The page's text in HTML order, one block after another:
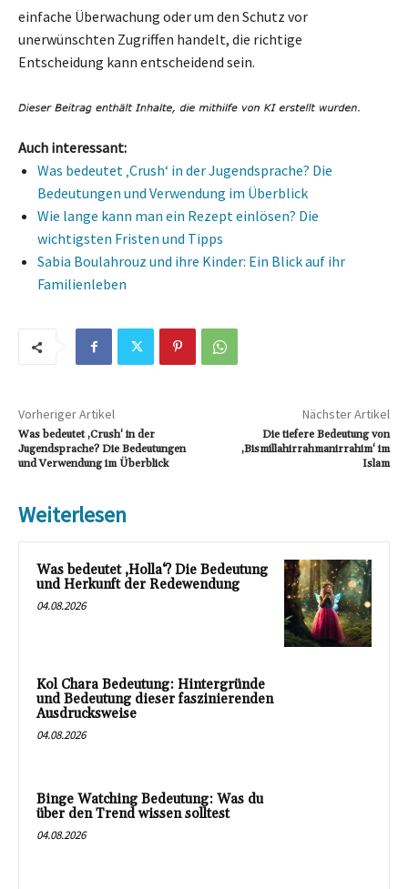
einfache Überwachung oder um den Schutz vor
unerwünschten Zugriffen handelt, die richtige
Entscheidung kann entscheidend sein.
Auch interessant:
Was bedeutet ‚Crush‘ in der Jugendsprache? Die
Bedeutungen und Verwendung im Überblick
Wie lange kann man ein Rezept einlösen? Die
wichtigsten Fristen und Tipps
Sabia Boulahrouz und ihre Kinder: Ein Blick auf ihr
Familienleben
Vorheriger Artikel
Was bedeutet ‚Crush‘ in der
Jugendsprache? Die Bedeutungen
und Verwendung im Überblick
Nächster Artikel
Die tiefere Bedeutung von
‚Bismillahirrahmanirrahim‘ im
Islam
Weiterlesen
Was bedeutet ‚Holla‘? Die Bedeutung
und Herkunft der Redewendung
04.08.2026
Kol Chara Bedeutung: Hintergründe
und Bedeutung dieser faszinierenden
Ausdrucksweise
04.08.2026
Binge Watching Bedeutung: Was du
über den Trend wissen solltest
04.08.2026